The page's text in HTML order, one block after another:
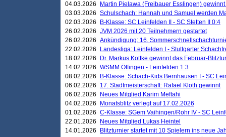
04.03.2026
Martin Pielawa (Freibauer Esslingen)
03.03.2026 Schulschach: Hannah und Samuel werden
02.03.2026
B-Klasse: SC Leinfelden II - SC Stetten II 0:4
26.02.2026 JVM 2026 mit 20 Teilnehmern gestartet
26.02.2026 Ankündigung: 16.
22.02.2026
Landesliga: Leinfelden I - Stuttgarter
18.02.2026
Dr. Markus Kottke gewinnt das Februar-
14.02.2026 WSMM Öffingen - Leinfelden 1:3
08.02.2026
B-Klasse: Schach-Kids Bernhausen I - SC
06.02.2026
17. Stadtmeisterschaft: Rafael Kloth gewinnt
06.02.2026
Neues Mitglied Karim Meftahi
04.02.2026
Monatsblitz verlegt auf 17.02.2026
01.02.2026 C-Klasse: SGem Vaihingen/Rohr IV - SC
22.01.2026
Neues Mitglied Lukas Heintel
14.01.2026
Blitzturnier startet mit 10 Spielern ins neue